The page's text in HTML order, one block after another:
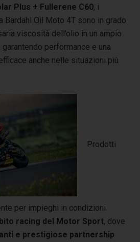
Plus + Fullerene C60, i
Bardahl Oil Moto 4T sono in grado
viscosità dell’olio in un ampio
performance e una
anche nelle situazioni più
Prodotti
per impieghi in condizioni
racing del Motor Sport, dove
e prestigiose partnership